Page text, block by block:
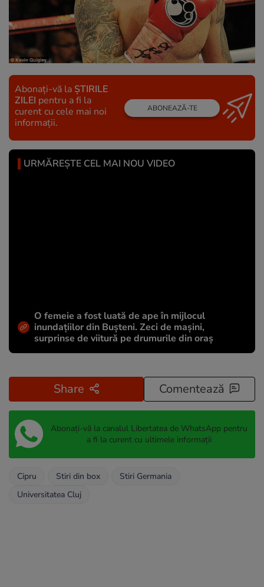
Abonați-vă la ȘTIRILE
ZILEI pentru a fi la
curent cu cele mai noi
informații.
ABONEAZĂ-TE
URMĂREȘTE CEL MAI NOU VIDEO
O femeie a fost luată de ape în mijlocul
inundațiilor din Bușteni. Zeci de mașini,
surprinse de viitură pe drumurile din oraș
Share Comentează
Abonați-vă la canalul Libertatea de WhatsApp pentru
a fi la curent cu ultimele informații
Cipru Stiri din box
Stiri Germania
Universitatea Cluj